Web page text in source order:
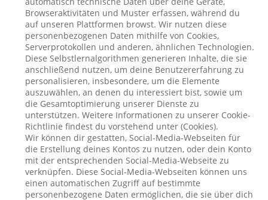
Browseraktivitäten und Muster erfassen, während du
auf unseren Plattformen browst. Wir nutzen diese
personenbezogenen Daten mithilfe von Cookies,
Serverprotokollen und anderen, ähnlichen Technologien.
Diese Selbstlernalgorithmen generieren Inhalte, die sie
anschließend nutzen, um deine Benutzererfahrung zu
personalisieren, insbesondere, um die Elemente
auszuwählen, an denen du interessiert bist, sowie um
die Gesamtoptimierung unserer Dienste zu
unterstützen. Weitere Informationen zu unserer Cookie-
Richtlinie findest du vorstehend unter (Cookies).
Wir können dir gestatten, Social-Media-Webseiten für
die Erstellung deines Kontos zu nutzen, oder dein Konto
mit der entsprechenden Social-Media-Webseite zu
verknüpfen. Diese Social-Media-Webseiten können uns
einen automatischen Zugriff auf bestimmte
personenbezogene Daten ermöglichen, die sie über dich